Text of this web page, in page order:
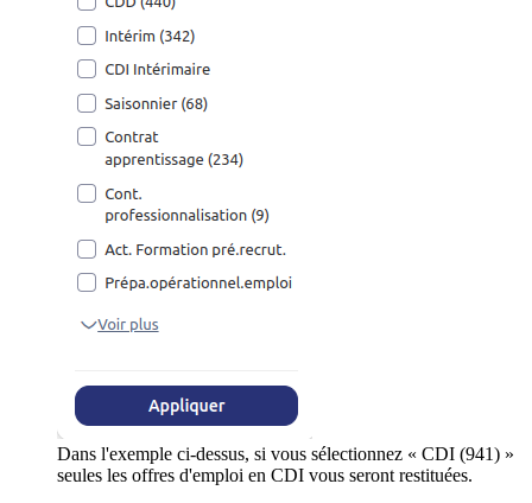
Dans l'exemple ci-dessus, si vous sélectionnez « CDI (941) »
seules les offres d'emploi en CDI vous seront restituées.